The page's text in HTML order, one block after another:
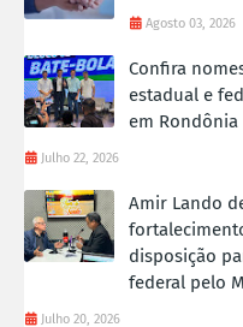
Agosto 03, 2026
Confira
estadual e
em Rondônia
Julho 22, 2026
Amir Lando
disposição
federal pelo
Julho 20, 2026